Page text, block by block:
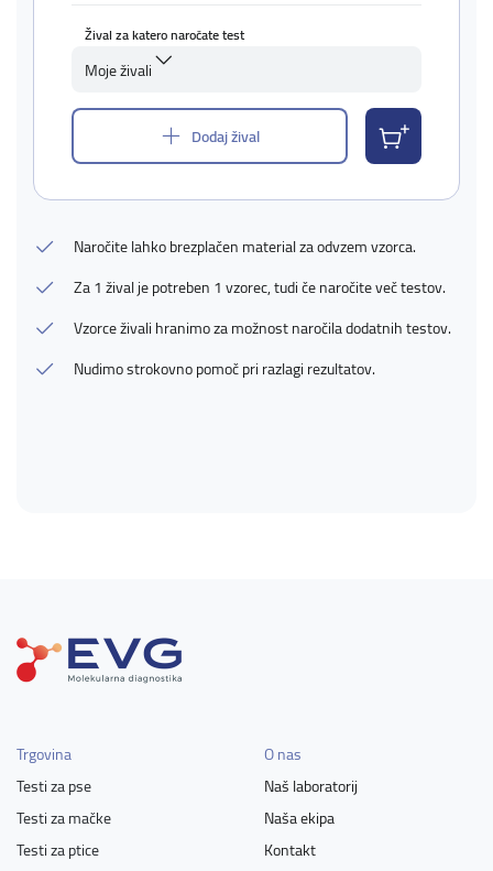
Žival za katero naročate test
Moje živali
Dodaj žival
Naročite lahko brezplačen material za odvzem vzorca.
Za 1 žival je potreben 1 vzorec, tudi če naročite več testov.
Vzorce živali hranimo za možnost naročila dodatnih testov.
Nudimo strokovno pomoč pri razlagi rezultatov.
Trgovina
Testi za pse
Testi za mačke
Testi za ptice
O nas
Naš laboratorij
Naša ekipa
Kontakt